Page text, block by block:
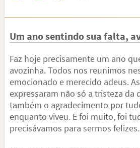
Um ano sentindo sua falta,
Faz hoje precisamente um ano
avozinha. Todos nos reunimos
emocionado e merecido adeus.
expressaram não só a tristeza da
também o agradecimento por
enquanto viveu. E foi muito, foi
precisávamos para sermos felizes.